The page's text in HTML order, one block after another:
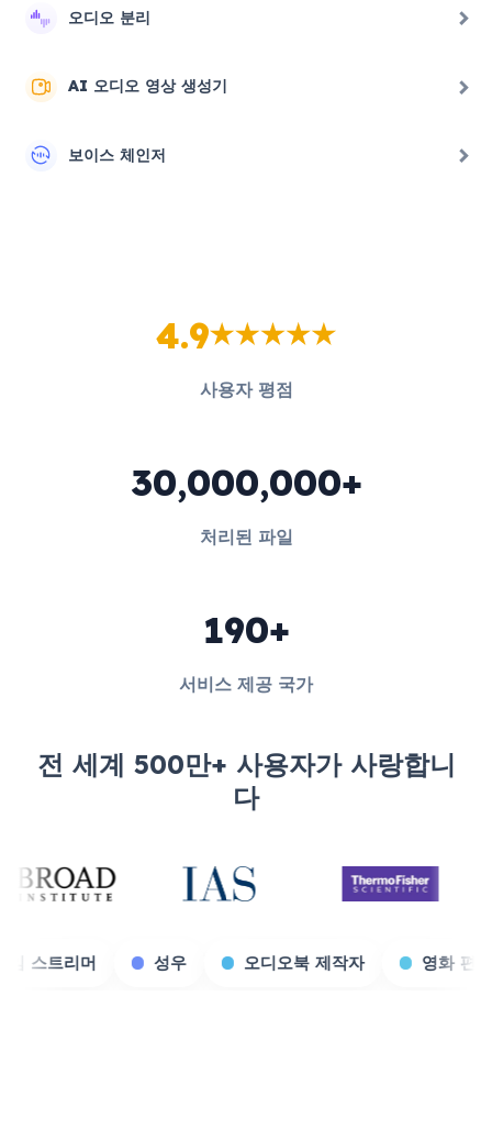
오디오 분리
AI 오디오 영상 생성기
보이스 체인저
4.9
사용자 평점
30,000,000+
처리된 파일
190+
서비스 제공 국가
전 세계 500만+ 사용자가 사랑합니
다
게임 스트리머 성우 오디오북 제작자